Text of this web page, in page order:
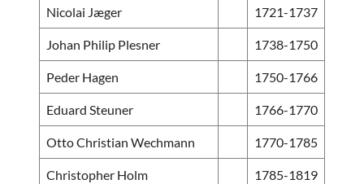
Nicolai Jæger 1721-1737
Johan Philip Plesner 1738-1750
Peder Hagen 1750-1766
Eduard Steuner 1766-1770
Otto Christian Wechmann 1770-1785
Christopher Holm 1785-1819